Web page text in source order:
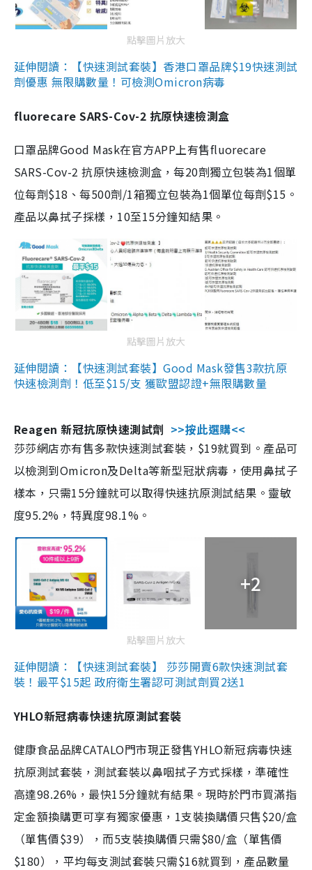
點擊圖片放大
延伸閱讀：【快速測試套裝】香港口罩品牌$19快速測試
劑優惠 無限購數量！可檢測Omicron病毒
fluorecare SARS-Cov-2 抗原快速檢測盒
口罩品牌Good Mask在官方APP上有售fluorecare
SARS-Cov-2 抗原快速檢測盒，每20劑獨立包裝為1個單
位每劑$18、每500劑/1箱獨立包裝為1個單位每劑$15。
產品以鼻拭子採樣，10至15分鐘知結果。
點擊圖片放大
延伸閱讀：【快速測試套裝】Good Mask發售3款抗原
快速檢測劑！低至$15/支 獲歐盟認證+無限購數量
Reagen 新冠抗原快速測試劑 >>按此選購<<
莎莎網店亦有售多款快速測試套裝，$19就買到。產品可
以檢測到Omicron及Delta等新型冠狀病毒，使用鼻拭子
樣本，只需15分鐘就可以取得快速抗原測試結果。靈敏
度95.2%，特異度98.1%。
+2
點擊圖片放大
延伸閱讀：【快速測試套裝】 莎莎開賣6款快速測試套
裝！最平$15起 政府衛生署認可測試劑買2送1
YHLO新冠病毒快速抗原測試套裝
健康食品品牌CATALO門市現正發售YHLO新冠病毒快速
抗原測試套裝，測試套裝以鼻咽拭子方式採樣，準確性
高達98.26%，最快15分鐘就有結果。現時於門市買滿指
定金額換購更可享有獨家優惠，1支裝換購價只售$20/盒
（單售價$39），而5支裝換購價只需$80/盒（單售價
$180），平均每支測試套裝只需$16就買到，產品數量